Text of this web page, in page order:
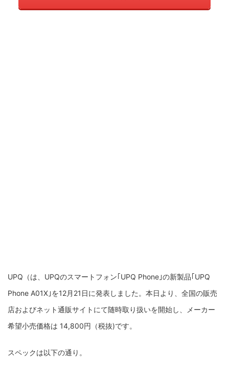
UPQ（は、UPQのスマートフォン｢UPQ Phone｣の新製品｢UPQ
Phone A01X｣を12月21日に発表しました。本日より、全国の販売
店およびネット通販サイトにて随時取り扱いを開始し、メーカー
希望小売価格は 14,800円（税抜)です。
スペックは以下の通り。